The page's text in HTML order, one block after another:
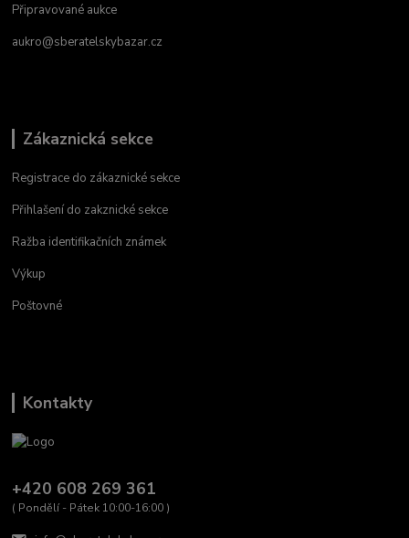
Připravované aukce
aukro@sberatelskybazar.cz
Zákaznická sekce
Registrace do zákaznické sekce
Přihlašení do zakznické sekce
Ražba identifikačních známek
Výkup
Poštovné
Kontakty
+420 608 269 361
( Pondělí - Pátek 10:00-16:00 )